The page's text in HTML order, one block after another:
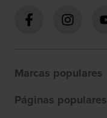
Marcas populares
Páginas populares